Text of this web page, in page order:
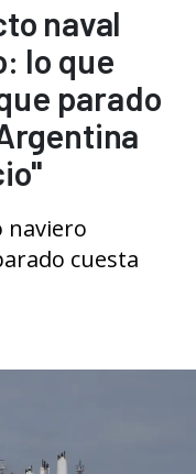
naval
lo que
parado
naviero
cuesta